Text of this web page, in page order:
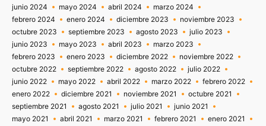
junio 2024
mayo 2024 abril 2024
marzo 2024
febrero 2024
enero 2024 diciembre 2023
noviembre 2023
octubre 2023
septiembre 2023 agosto 2023
julio 2023
junio 2023
mayo 2023 abril 2023
marzo 2023
febrero 2023
enero 2023 diciembre 2022
noviembre 2022
octubre 2022
septiembre 2022 agosto 2022
julio 2022
junio 2022
mayo 2022 abril 2022 marzo 2022
febrero 2022
enero 2022
diciembre 2021 noviembre 2021
octubre 2021
septiembre 2021
agosto 2021 julio 2021
junio 2021
mayo 2021
abril 2021 marzo 2021 febrero 2021
enero 2021